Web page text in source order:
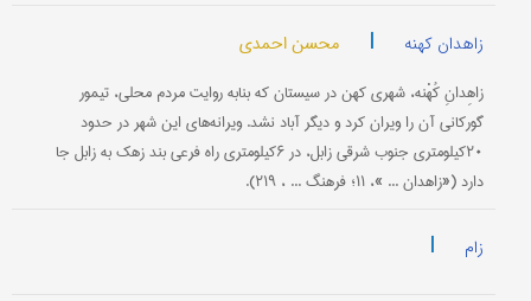
زاهدان کهنه | محسن احمدی
زاهِدانِ کُهْنه، شهری کهن در سیستان که بنابه روایت مردم محلی، تیمور
گورکانی آن را ویران کرد و دیگر آباد نشد. ویرانه‌های این شهر در حدود
۲۰کیلومتری جنوب شرقی زابل، در ۶کیلومتری راه فرعی بند زهک به زابل جا
دارد («زاهدان ... »، ۱۱؛ فرهنگ ... ، ۲۱۹).
زام |